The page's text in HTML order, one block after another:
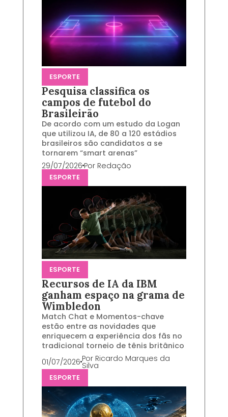
ESPORTE
Pesquisa classifica os
campos de futebol do
Brasileirão
De acordo com um estudo da Logan
que utilizou IA, de 80 a 120 estádios
brasileiros são candidatos a se
tornarem “smart arenas”
29/07/2026Por Redação
ESPORTE
ESPORTE
Recursos de IA da IBM
ganham espaço na grama de
Wimbledon
Match Chat e Momentos-chave
estão entre as novidades que
enriquecem a experiência dos fãs no
tradicional torneio de tênis britânico
01/07/2026 Por Ricardo Marques da
Silva
ESPORTE